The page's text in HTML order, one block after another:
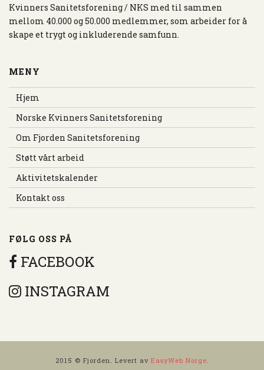
Kvinners Sanitetsforening / NKS med til sammen
mellom 40.000 og 50.000 medlemmer, som arbeider for å
skape et trygt og inkluderende samfunn.
MENY
Hjem
Norske Kvinners Sanitetsforening
Om Fjorden Sanitetsforening
Støtt vårt arbeid
Aktivitetskalender
Kontakt oss
FØLG OSS PÅ
FACEBOOK
INSTAGRAM
2015 © Fjorden. Levert av EasyWeb Norge.